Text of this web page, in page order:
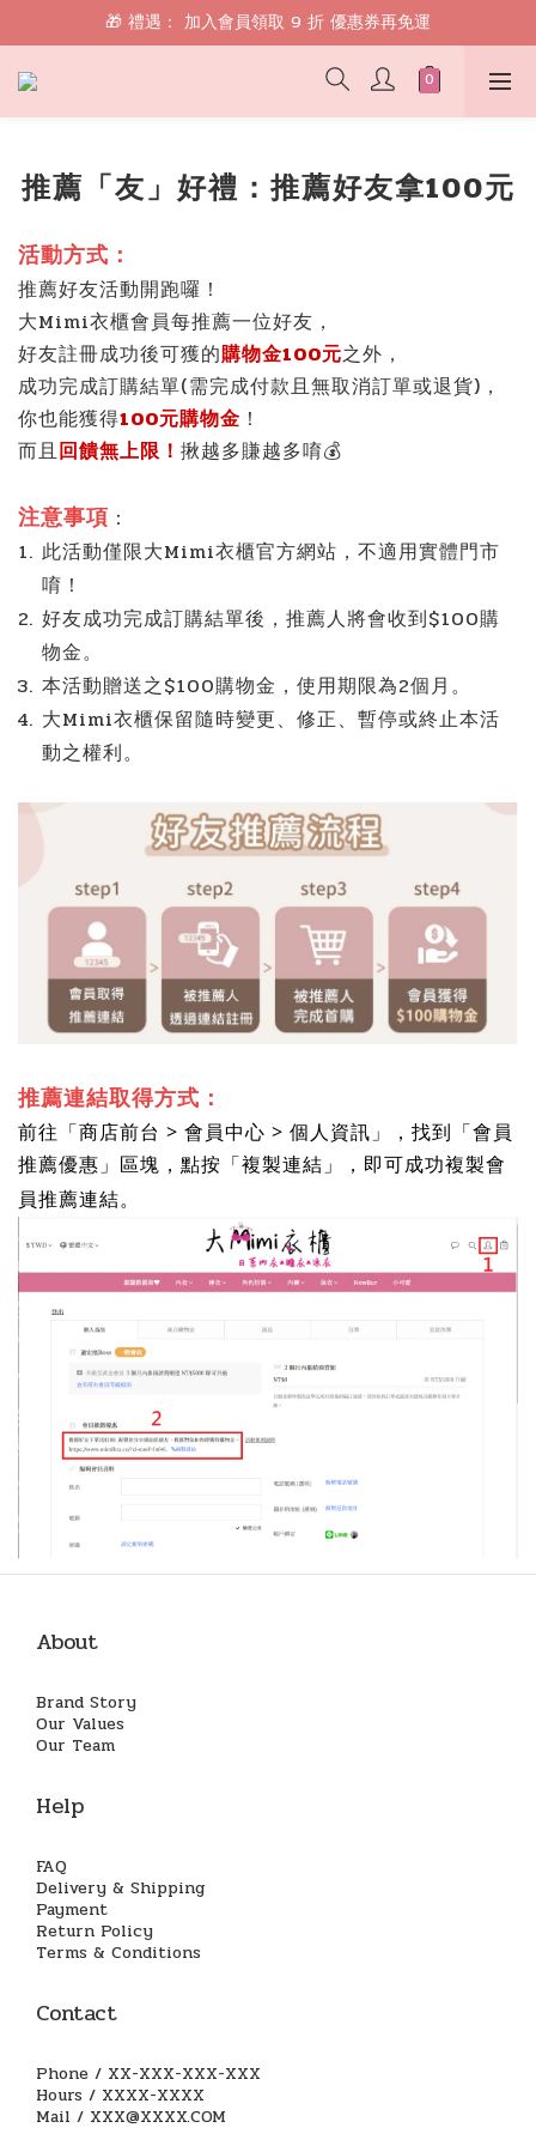
🎁 禮遇： 加入會員領取 9 折 優惠券再免運
🎁 禮遇： 加入會員領取 9 折 優惠券再免運
📱 綁定 LINE 好友，現領 $100 購物金！
🎁 禮遇： 加入會員領取 9 折 優惠券再免運
推薦「友」好禮：推薦好友拿100元
活動方式：
推薦好友活動開跑囉！
大Mimi衣櫃會員每推薦一位好友，
好友註冊成功後可獲的購物金100元之外，
成功完成訂購結單(需完成付款且無取消訂單或退貨)，
你也能獲得100元購物金 ！
而且回饋無上限！ 揪越多賺越多唷💰
注意事項 ：
此活動僅限大Mimi衣櫃官方網站，不適用實體門市
唷！
好友成功完成訂購結單後，推薦人將會收到$100購
物金。
本活動贈送之$100購物金，使用期限為2個月。
大Mimi衣櫃保留隨時變更、修正、暫停或終止本活
動之權利。
推薦連結取得方式：
前往「商店前台 > 會員中心 > 個人資訊」，找到「會員
推薦優惠」區塊，點按「複製連結」，即可成功複製會
員推薦連結。
About
Brand Story
Our Values
Our Team
Help
FAQ
Delivery & Shipping
Payment
Return Policy
Terms & Conditions
Contact
Phone / XX-XXX-XXX-XXX
Hours / XXXX-XXXX
Mail / XXX@XXXX.COM